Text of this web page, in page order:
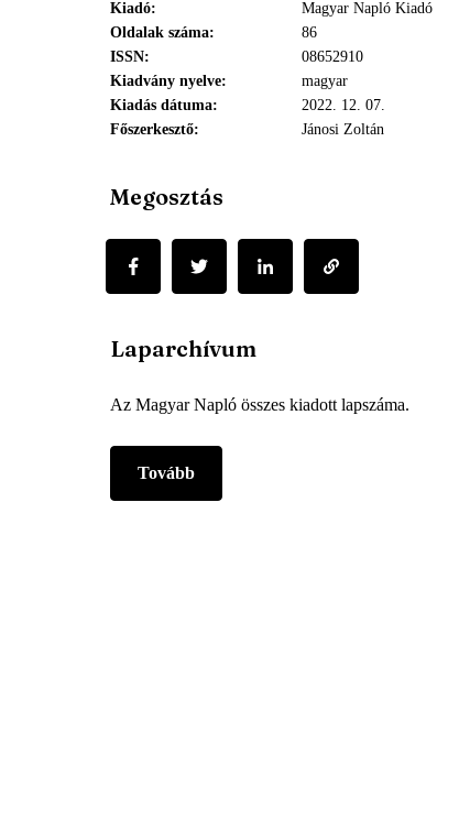
Kiadó
Magyar Napló Kiadó
Oldalak száma
86
ISSN
08652910
Kiadvány nyelve
magyar
Kiadás dátuma
2022. 12. 07.
Főszerkesztő
Jánosi Zoltán
Megosztás
Laparchívum
Az Magyar Napló összes kiadott lapszáma.
Tovább